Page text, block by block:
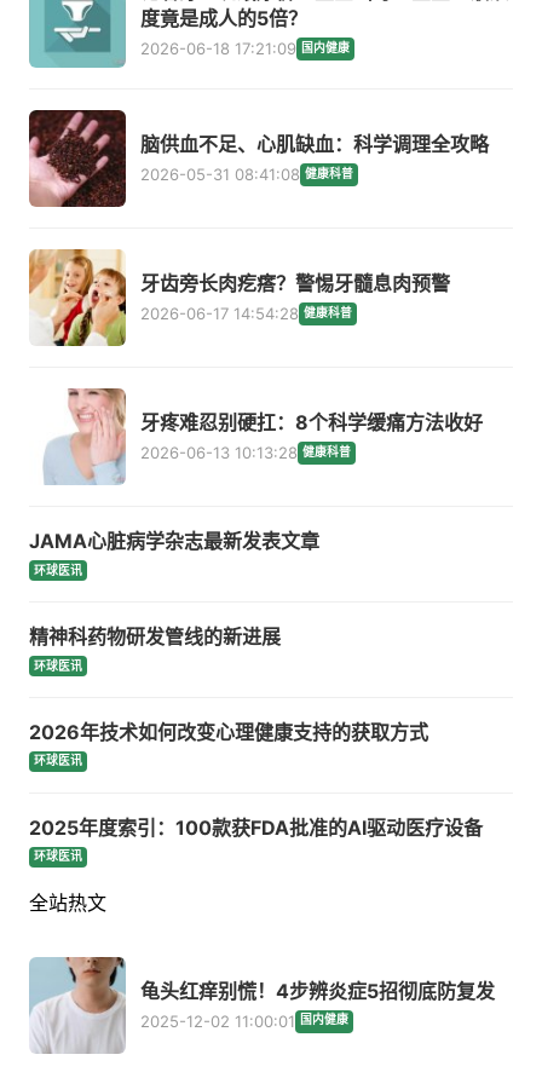
度竟是成人的5倍？
2026-06-18 17:21:09 国内健康
脑供血不足、心肌缺血：科学调理全攻略
2026-05-31 08:41:08 健康科普
牙齿旁长肉疙瘩？警惕牙髓息肉预警
2026-06-17 14:54:28 健康科普
牙疼难忍别硬扛：8个科学缓痛方法收好
2026-06-13 10:13:28 健康科普
JAMA心脏病学杂志最新发表文章
环球医讯
精神科药物研发管线的新进展
环球医讯
2026年技术如何改变心理健康支持的获取方式
环球医讯
2025年度索引：100款获FDA批准的AI驱动医疗设备
环球医讯
全站热文
龟头红痒别慌！4步辨炎症5招彻底防复发
2025-12-02 11:00:01 国内健康